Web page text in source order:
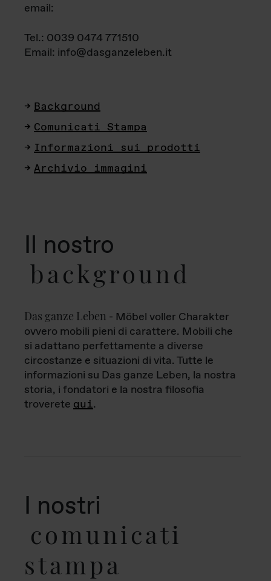
email:
Tel.: 0039 0474 771510
Email: info@dasganzeleben.it
Background
Comunicati Stampa
Informazioni sui prodotti
Archivio immagini
Il nostro
background
Das ganze Leben - Möbel voller Charakter
ovvero mobili pieni di carattere. Mobili che
si adattano perfettamente a diverse
circostanze e situazioni di vita. Tutte le
informazioni su Das ganze Leben, la nostra
storia, i fondatori e la nostra filosofia
troverete qui.
I nostri
comunicati
stampa